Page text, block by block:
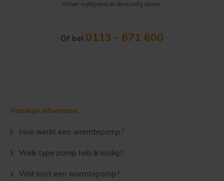
Geheel vrijblijvend en deskundig advies.
Of bel 0113 - 671 600
Handige informatie
Hoe werkt een warmtepomp?
Welk type pomp heb ik nodig?
Wat kost een warmtepomp?